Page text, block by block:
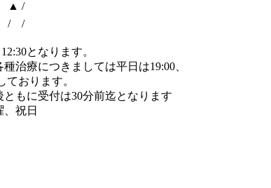
▲ /
/ /
となります。
治療につきましては平日は19:00、
おります。
ともに受付は30分前迄となります
、祝日